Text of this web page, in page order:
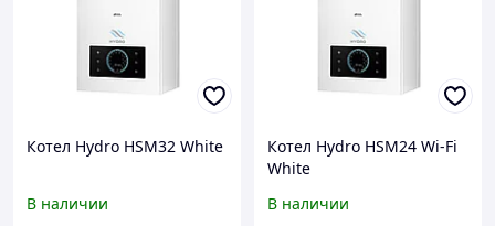
Котел Hydro HSM32 White
В наличии
Котел Hydro HSM24 Wi-Fi
White
В наличии